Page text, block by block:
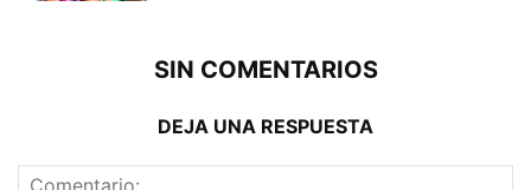
SIN COMENTARIOS
DEJA UNA RESPUESTA